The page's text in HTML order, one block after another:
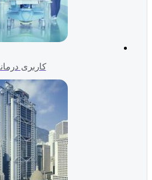
کاربری درمانی (79)